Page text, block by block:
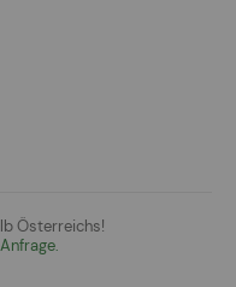
Österreichs!
Anfrage.